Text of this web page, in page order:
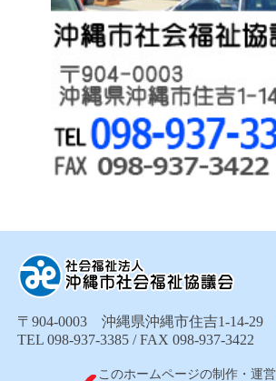
〒904-0003 沖縄県沖縄市住吉1-14-29
TEL 098-937-3385 / FAX 098-937-3422
このホームページの制作・運